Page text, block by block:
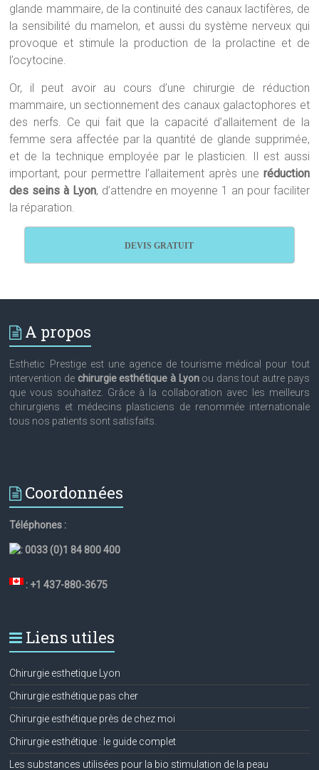
glande mammaire, de la continuité des canaux lactifères, de
la sensibilité du mamelon, et aussi du système nerveux qui
provoque et stimule la production de la prolactine et de
l’ocytocine.
Or, il peut avoir au cours d’une chirurgie de réduction
mammaire, un sectionnement des canaux galactophores et
des nerfs. Ce qui fait que la capacité d’allaitement de la
femme sera affectée par la quantité de glande supprimée,
et de la technique employée par le plasticien. Il est aussi
important, pour permettre l’allaitement après une réduction
des seins à Lyon, d’attendre en moyenne 1 an pour faciliter
la réparation.
DEVIS GRATUIT
A propos
Esthetic Prestige est une agence de tourisme médical pour tout
intervention de chirurgie esthétique à Lyonou dans tout autre pays
que vous souhaitez. Grâce à la collaboration avec les meilleurs
chirurgiens et médecins plasticiens de renommée internationale
tous nos patients sont satisfaits.
Coordonnées
Téléphones :
:0033 (0)1 84 800 400
: +1 437-880-3675
Liens utiles
Chirurgie esthetique Lyon
Chirurgie esthétique pas cher
Chirurgie esthétique près de chez moi
Chirurgie esthétique : le guide complet
Les substances utilisées pour la bio stimulation de la peau